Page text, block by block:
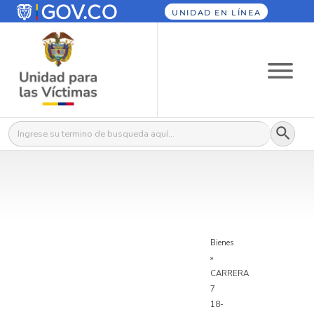
UNIDAD EN LÍNEA
Buscar: Botón
Bienes
»
CARRERA
7
18-